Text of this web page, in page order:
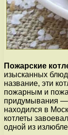
Пожарские
изысканных
название, эти
пожарным и
придумывания —
находился в
котлеты
одной из